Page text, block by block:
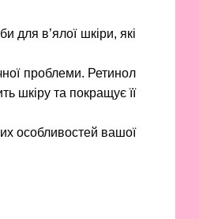
для в’ялої шкіри, які
проблеми. Ретинол
шкіру та покращує її
особливостей вашої